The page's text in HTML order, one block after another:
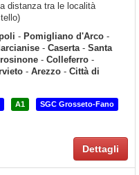
distanza tra le località
- Pomigliano d'Arco -
- Caserta- Santa
- Colleferro -
- Arezzo - Città di
A1 SGC Grosseto-Fano
Dettagli